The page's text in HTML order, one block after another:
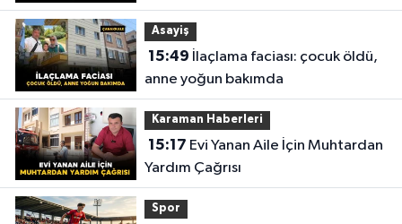
Asayiş
15:49
anne yoğun bakımda
Karaman Haberleri
15:17
Yardım Çağrısı
Spor